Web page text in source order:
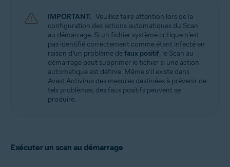
IMPORTANT: Veuillez faire attention lors de la
configuration des actions automatiques du Scan
au démarrage. Si un fichier système critique n’est
pas identifié correctement comme étant infecté en
raison d’un problème defaux positif, le Scan au
démarrage peut supprimer le fichier si une action
automatique est définie. Même s’il existe dans
Avast Antivirus des mesures destinées à prévenir de
tels problèmes, des faux positifs peuvent se
produire.
Exécuter un scan au démarrage